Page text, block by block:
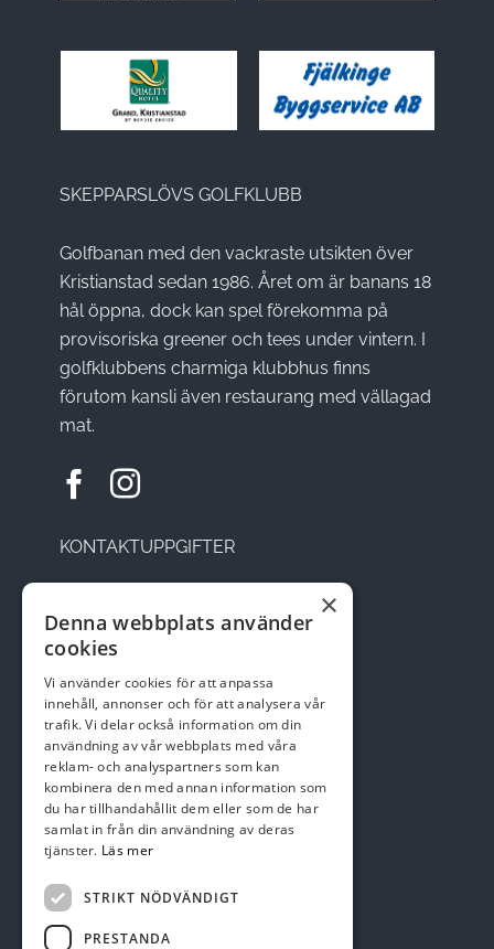
SKEPPARSLÖVS GOLFKLUBB
Golfbanan med den vackraste utsikten över
Kristianstad sedan 1986. Året om är banans 18
hål öppna, dock kan spel förekomma på
provisoriska greener och tees under vintern. I
golfklubbens charmiga klubbhus finns
förutom kansli även restaurang med vällagad
mat.
KONTAKTUPPGIFTER
Sätesvägen 14, 291 92 Kristianstad
Telefon: 044-22 95 08
Email:kansli@skepparslovsgk.se
Swish nr 123 137 47 01
×
Denna webbplats använder
cookies
Vi använder cookies för att anpassa
innehåll, annonser och för att analysera vår
trafik. Vi delar också information om din
användning av vår webbplats med våra
reklam- och analyspartners som kan
kombinera den med annan information som
du har tillhandahållit dem eller som de har
samlat in från din användning av deras
tjänster. Läs mer
STRIKT NÖDVÄNDIGT
PRESTANDA